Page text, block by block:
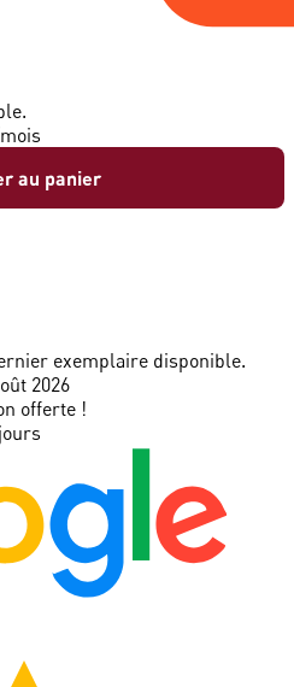
au panier
exemplaire disponible.
2026
offerte !